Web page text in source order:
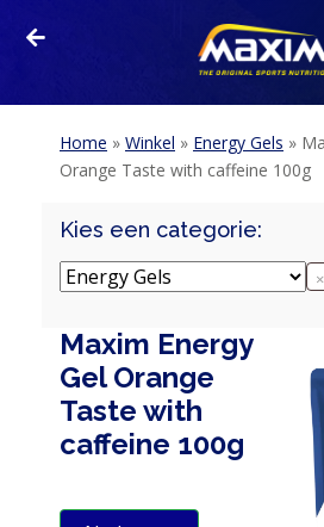
Home » Winkel » Energy Gels »
Orange Taste with caffeine 100g
Kies een categorie:
×
Maxim Energy
Gel Orange
Taste with
caffeine 100g